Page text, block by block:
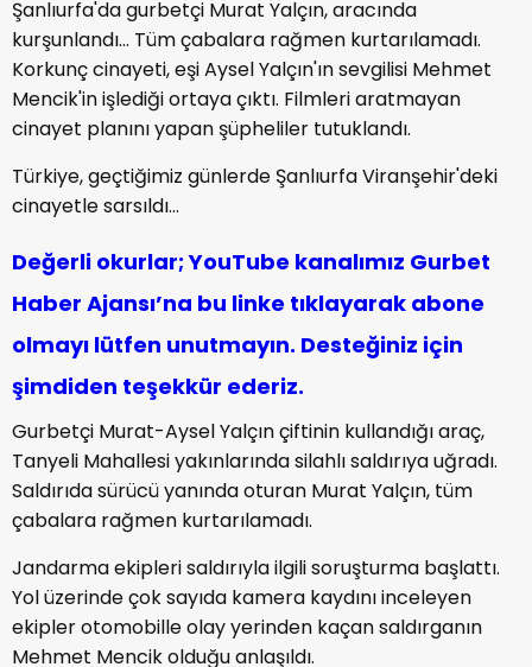
Şanlıurfa'da gurbetçi Murat Yalçın, aracında
kurşunlandı… Tüm çabalara rağmen kurtarılamadı.
Korkunç cinayeti, eşi Aysel Yalçın'ın sevgilisi Mehmet
Mencik'in işlediği ortaya çıktı. Filmleri aratmayan
cinayet planını yapan şüpheliler tutuklandı.
Türkiye, geçtiğimiz günlerde Şanlıurfa Viranşehir'deki
cinayetle sarsıldı…
Değerli okurlar; YouTube kanalımız Gurbet
Haber Ajansı’na bu linke tıklayarak abone
olmayı lütfen unutmayın. Desteğiniz için
şimdiden teşekkür ederiz.
Gurbetçi Murat-Aysel Yalçın çiftinin kullandığı araç,
Tanyeli Mahallesi yakınlarında silahlı saldırıya uğradı.
Saldırıda sürücü yanında oturan Murat Yalçın, tüm
çabalara rağmen kurtarılamadı.
Jandarma ekipleri saldırıyla ilgili soruşturma başlattı.
Yol üzerinde çok sayıda kamera kaydını inceleyen
ekipler otomobille olay yerinden kaçan saldırganın
Mehmet Mencik olduğu anlaşıldı.